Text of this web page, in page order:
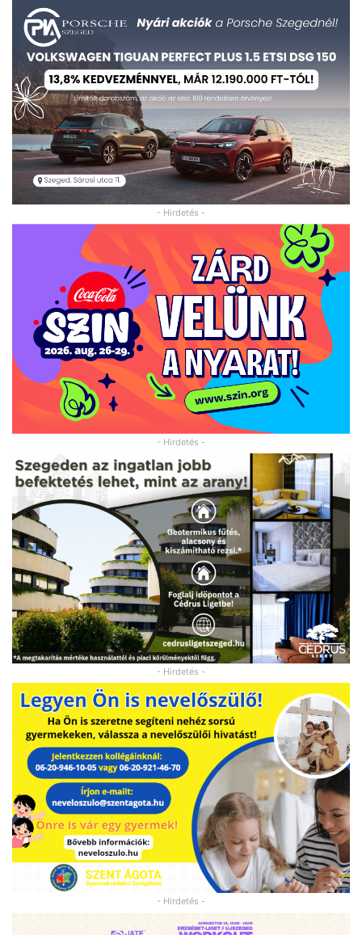
- Hirdetés -
- Hirdetés -
- Hirdetés -
- Hirdetés -